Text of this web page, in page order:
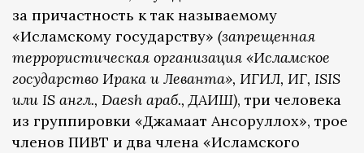
за причастность к так называемому
«Исламскому государству» (запрещенная
террористическая организация «Исламское
государство Ирака и Леванта», ИГИЛ, ИГ, ISIS
или IS англ., Daesh араб., ДАИШ), три человека
из группировки «Джамаат Ансоруллох», трое
членов ПИВТ и два члена «Исламского